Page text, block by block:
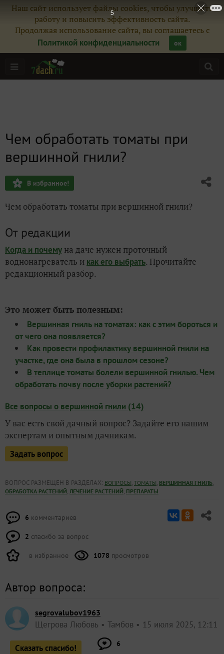
Наш сайт использует файлы cookies, чтобы улучшить
работу и повысить эффективность сайта.
Продолжая использование сайта, вы соглашаетесь с
Политикой конфиденциальности
ок
Чем обработать томаты при
вершинной гнили?
В избранное!
Чем обработать томаты при вершинной гнили?
От редакции
Когда и почему на даче нужен проточный
воднонагреватель и как его выбрать. Прочитайте
редакционный разбор.
Это может быть полезным:
Вершинная гниль на томатах: как с этим бороться и
от чего она появляется?
Как провести профилактику вершинной гнили на
участке, где она была в прошлом сезоне?
В теплице томаты болели вершинной гнилью. Чем
обработать почву после уборки растений?
Все вопросы о вершинной гнили (14)
У вас есть свой дачный вопрос? Задайте его нашим
экспертам и опытным дачникам.
Задать вопрос
ВОПРОС РАЗМЕЩЕН В РАЗДЕЛАХ: ВОПРОСЫ, ТОМАТЫ, ВЕРШИННАЯ ГНИЛЬ,
ОБРАБОТКА РАСТЕНИЙ, ЛЕЧЕНИЕ РАСТЕНИЙ, ПРЕПАРАТЫ
6 комментариев
2 спасибо за вопрос
в избранное 1078 просмотров
Автор вопроса:
segrovalubov1963
Щегрова Любовь Тамбов 15 июля 2025, 12:11
Сказать спасибо! 6
5